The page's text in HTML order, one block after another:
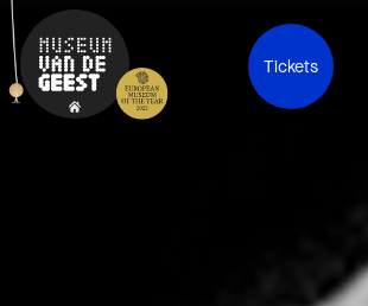
Tickets